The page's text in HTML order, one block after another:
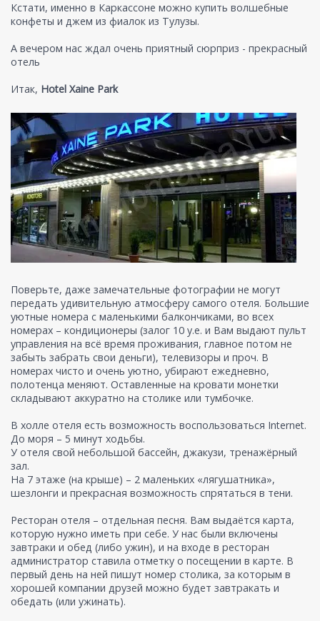
Кстати, именно в Каркассоне можно купить волшебные
конфеты и джем из фиалок из Тулузы.
А вечером нас ждал очень приятный сюрприз - прекрасный
отель
Итак, Hotel Xaine Park
Поверьте, даже замечательные фотографии не могут
передать удивительную атмосферу самого отеля. Большие
уютные номера с маленькими балкончиками, во всех
номерах – кондиционеры (залог 10 у.е. и Вам выдают пульт
управления на всё время проживания, главное потом не
забыть забрать свои деньги), телевизоры и проч. В
номерах чисто и очень уютно, убирают ежедневно,
полотенца меняют. Оставленные на кровати монетки
складывают аккуратно на столике или тумбочке.
В холле отеля есть возможность воспользоваться Internet.
До моря – 5 минут ходьбы.
У отеля свой небольшой бассейн, джакузи, тренажёрный
зал.
На 7 этаже (на крыше) – 2 маленьких «лягушатника»,
шезлонги и прекрасная возможность спрятаться в тени.
Ресторан отеля – отдельная песня. Вам выдаётся карта,
которую нужно иметь при себе. У нас были включены
завтраки и обед (либо ужин), и на входе в ресторан
администратор ставила отметку о посещении в карте. В
первый день на ней пишут номер столика, за которым в
хорошей компании друзей можно будет завтракать и
обедать (или ужинать).